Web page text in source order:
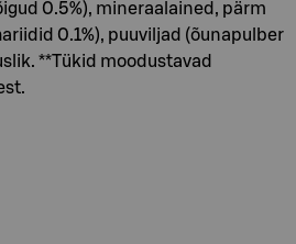
0.5%), mineraalained, pärm
0.1%), puuviljad (õunapulber
**Tükid moodustavad